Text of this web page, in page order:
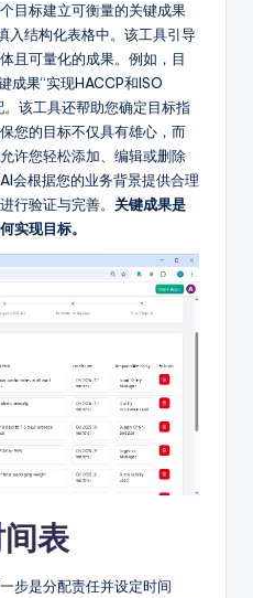
目标建立可衡量的关键成果
入结构化表格中。该工具引导
且可量化的成果。例如，目
成果“实现HACCP和ISO
该工具还帮助您确定目标指
您的目标不仅具有雄心，而
许您轻松添加、编辑或删除
会根据您的业务背景提供合理
行验证与完善。 关键成果是
实现目标。
表
步是分配责任并设定时间